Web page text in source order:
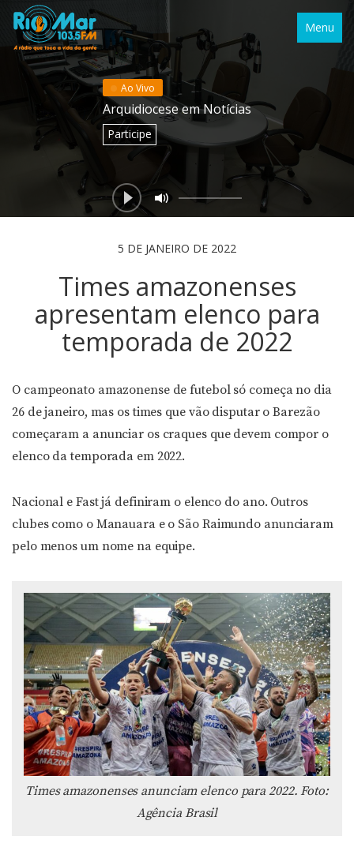
Menu
Ao Vivo
Arquidiocese em Notícias
Participe
5 DE JANEIRO DE 2022
Times amazonenses
apresentam elenco para
temporada de 2022
O campeonato amazonense de futebol só começa no dia
26 de janeiro, mas os times que vão disputar o Barezão
começaram a anunciar os craques que devem compor o
elenco da temporada em 2022.
Nacional e Fast já definiram o elenco do ano. Outros
clubes como o Manauara e o São Raimundo anunciaram
pelo menos um nome na equipe.
Times amazonenses anunciam elenco para 2022. Foto:
Agência Brasil